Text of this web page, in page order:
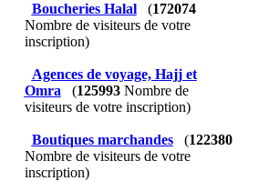
Boucheries Halal (172074
Nombre de visiteurs de votre
inscription)
Agences de voyage, Hajj et
Omra
(125993Nombre de
visiteurs de votre inscription)
Boutiques marchandes (122380
Nombre de visiteurs de votre
inscription)